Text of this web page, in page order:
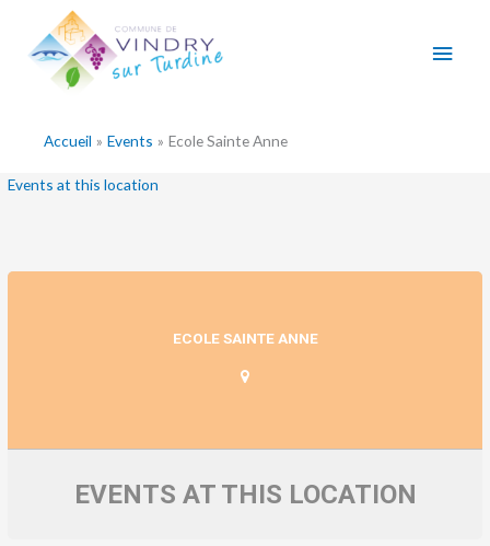
contenu
Accueil Events Ecole Sainte Anne
Events at this location
ECOLE SAINTE ANNE
EVENTS AT THIS LOCATION